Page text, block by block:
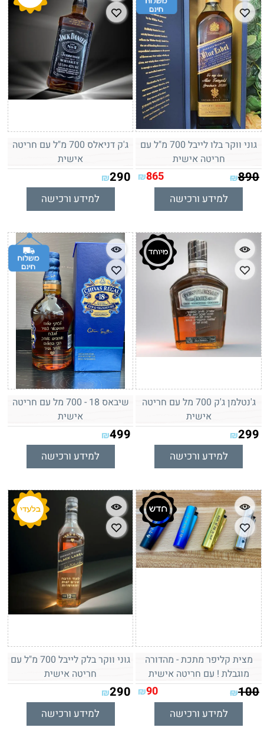
גוני ווקר בלו לייבל 700 מ"ל עם
חריטה אישית
₪890
₪865
למידע ורכישה
ג'ק דניאלס 700 מ"ל עם חריטה
אישית
₪290
למידע ורכישה
ג'נטלמן ג'ק 700 מל עם חריטה
אישית
₪299
למידע ורכישה
שיבאס 18 - 700 מל עם חריטה
אישית
₪499
למידע ורכישה
מצית קליפר מתכת - מהדורה
מוגבלת ! עם חריטה אישית
₪100
₪90
למידע ורכישה
גוני ווקר בלק לייבל 700 מ"ל עם
חריטה אישית
₪290
למידע ורכישה